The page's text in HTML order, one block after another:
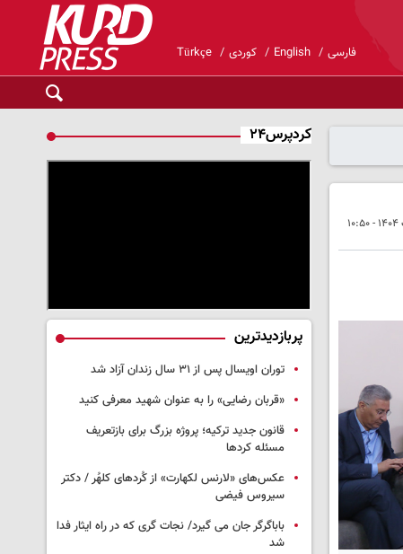
فارسی English کوردی Türkçe
کردپرس۲۴
پربازدیدترین
توران اویسال پس از ۳۱ سال زندان آزاد شد
«قربان رضایی» را به عنوان شهید معرفی کنید
قانون جدید ترکیه؛ پروژه بزرگ‌ برای بازتعریف
مسئله کردها
عکس‌های «لارنس لکهارت» از کُردهای کلهُر / دکتر
سیروس فیضی
باباگرگر جان می گیرد/ نجات گری که در راه ایثار فدا
شد